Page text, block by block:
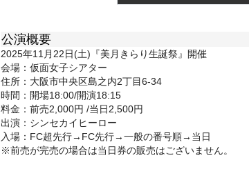
公演概要
2025年11月22日(土)『美月きらり生誕祭』開催
会場：仮面女子シアター
住所：大阪市中央区島之内2丁目6-34
時間：開場18:00/開演18:15
料金：前売2,000円 /当日2,500円
出演：シンセカイヒーロー
入場：FC超先行→FC先行→一般の番号順→当日
※前売が完売の場合は当日券の販売はございません。